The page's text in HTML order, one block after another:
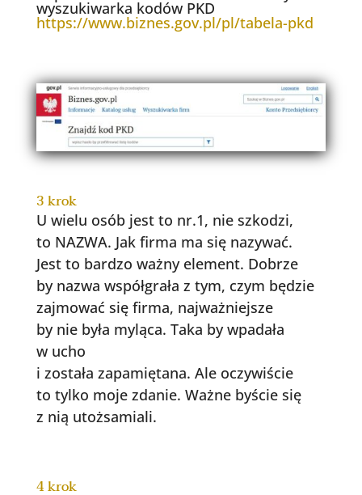
wyszukiwarka kodów PKD
https://www.biznes.gov.pl/pl/tabela-pkd
3 krok
U wielu osób jest to nr.1, nie szkodzi,
to NAZWA. Jak firma ma się nazywać.
Jest to bardzo ważny element. Dobrze
by nazwa współgrała z tym, czym będzie
zajmować się firma, najważniejsze
by nie była myląca. Taka by wpadała
w ucho
i została zapamiętana. Ale oczywiście
to tylko moje zdanie. Ważne byście się
z nią utożsamiali.
4 krok